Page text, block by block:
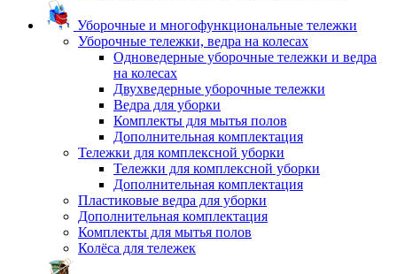
Уборочные и многофункциональные тележки
Уборочные тележки, ведра на колесах
Одноведерные уборочные тележки и ведра
на колесах
Двухведерные уборочные тележки
Ведра для уборки
Комплекты для мытья полов
Дополнительная комплектация
Тележки для комплексной уборки
Тележки для комплексной уборки
Дополнительная комплектация
Пластиковые ведра для уборки
Дополнительная комплектация
Комплекты для мытья полов
Колёса для тележек